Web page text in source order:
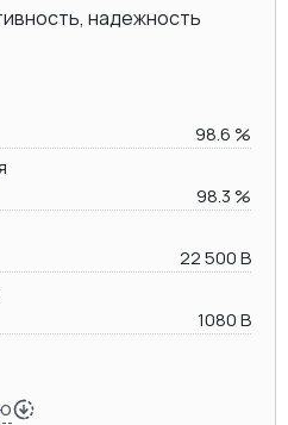
надежность
98.6 %
98.3 %
22 500 В
1080 В